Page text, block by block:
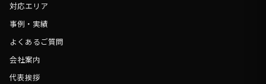
対応エリア
事例・実績
よくあるご質問
会社案内
代表挨拶